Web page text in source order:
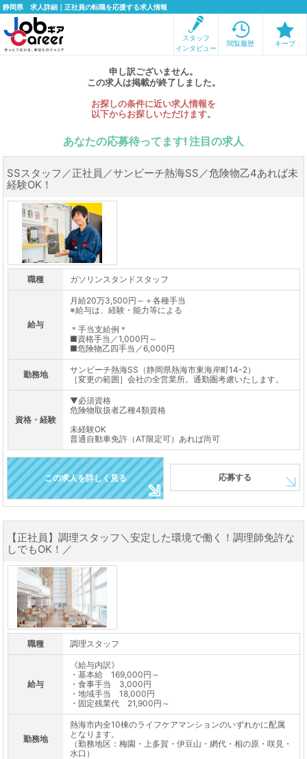
静岡県 求人詳細｜正社員の転職を応援する求人情報
スタッフ
インタビュー
閲覧履歴 キープ
申し訳ございません。
この求人は掲載が終了しました。
お探しの条件に近い求人情報を
以下からお探しいただけます。
あなたの応募待ってます! 注目の求人
SSスタッフ／正社員／サンビーチ熱海SS／危険物乙4あれば未
経験OK！
職種 ガソリンスタンドスタッフ
給与
月給20万3,500円～＋各種手当
※給与は、経験・能力等による
＊手当支給例＊
■資格手当／1,000円～
■危険物乙四手当／6,000円
勤務地
サンビーチ熱海SS（静岡県熱海市東海岸町14-2）
［変更の範囲］会社の全営業所。通勤圏考慮いたします。
資格・経験
▼必須資格
危険物取扱者乙種4類資格
未経験OK
普通自動車免許（AT限定可）あれば尚可
この求人を詳しく見る 応募する
【正社員】調理スタッフ＼安定した環境で働く！調理師免許な
しでもOK！／
職種 調理スタッフ
給与
《給与内訳》
・基本給 169,000円～
・食事手当 3,000円
・地域手当 18,000円
・固定残業代 21,900円～
勤務地
熱海市内全10棟のライフケアマンションのいずれかに配属
となります。
（勤務地区：梅園・上多賀・伊豆山・網代・相の原・咲見・
水口）